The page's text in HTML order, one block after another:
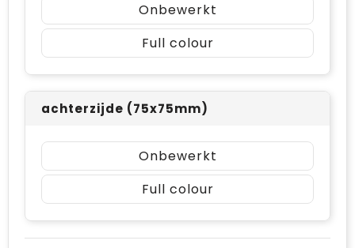
Onbewerkt
Full colour
achterzijde (75x75mm)
Onbewerkt
Full colour